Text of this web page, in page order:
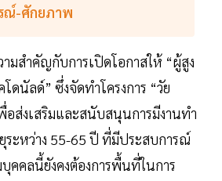
ณ์-ศักยภาพ
มสำคัญกับการเปิดโอกาสให้ “ผู้สูง
ดนัลด์” ซึ่งจัดทำโครงการ “วัย
อส่งเสริมและสนับสนุนการมีงานทำ
ระหว่าง 55-65 ปี ที่มีประสบการณ์
คคลนี้ยังคงต้องการพื้นที่ในการ